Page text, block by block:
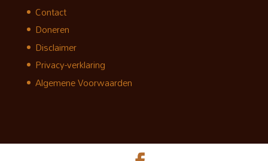
Contact
Doneren
Disclaimer
Privacy-verklaring
Algemene Voorwaarden